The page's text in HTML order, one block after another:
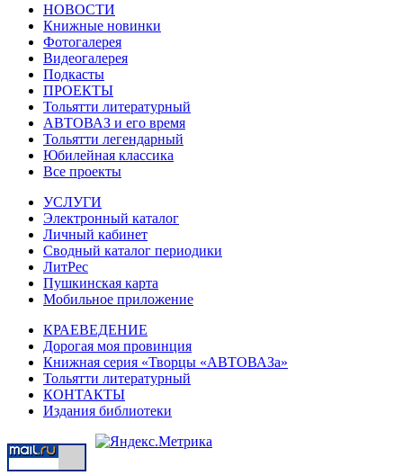
НОВОСТИ
Книжные новинки
Фотогалерея
Видеогалерея
Подкасты
ПРОЕКТЫ
Тольятти литературный
АВТОВАЗ и его время
Тольятти легендарный
Юбилейная классика
Все проекты
УСЛУГИ
Электронный каталог
Личный кабинет
Сводный каталог периодики
ЛитРес
Пушкинская карта
Мобильное приложение
КРАЕВЕДЕНИЕ
Дорогая моя провинция
Книжная серия «Творцы «АВТОВАЗа»
Тольятти литературный
КОНТАКТЫ
Издания библиотеки